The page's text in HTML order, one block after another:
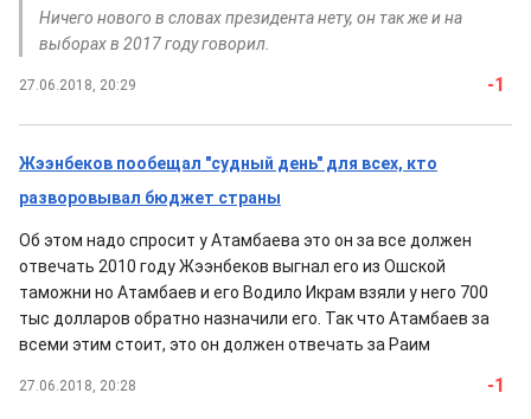
Ничего нового в словах президента нету, он так же и на
выборах в 2017 году говорил.
27.06.2018, 20:29 -1
Жээнбеков пообещал "судный день" для всех, кто
разворовывал бюджет страны
Об этом надо спросит у Атамбаева это он за все должен
отвечать 2010 году Жээнбеков выгнал его из Ошской
таможни но Атамбаев и его Водило Икрам взяли у него 700
тыс долларов обратно назначили его. Так что Атамбаев за
всеми этим стоит, это он должен отвечать за Раим
27.06.2018, 20:28 -1